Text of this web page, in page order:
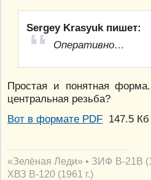
Sergey Krasyuk пишет:
Оперативно…
Простая и понятная
центральная резьба?
Вот в формате PDF 147.5 Кб
«Зелёная Леди» • ЗИФ В-21В
ХВЗ В-120 (1961 г.)